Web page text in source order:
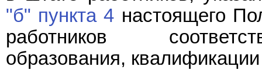
"б" пункта 4 настоящего
работников
образования,